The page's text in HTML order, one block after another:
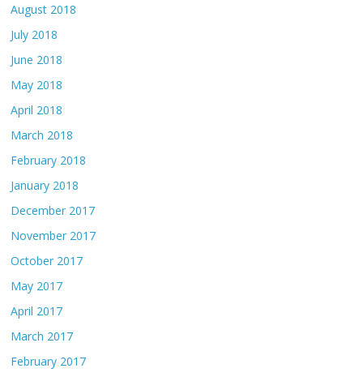
August 2018
July 2018
June 2018
May 2018
April 2018
March 2018
February 2018
January 2018
December 2017
November 2017
October 2017
May 2017
April 2017
March 2017
February 2017